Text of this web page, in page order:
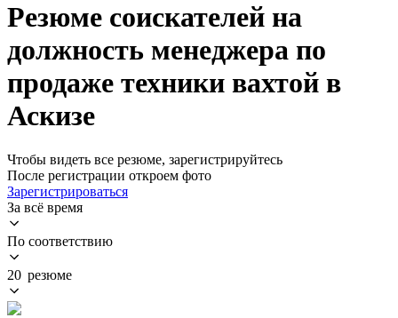
Резюме соискателей на
должность менеджера по
продаже техники вахтой в
Аскизе
Чтобы видеть все резюме, зарегистрируйтесь
После регистрации откроем фото
Зарегистрироваться
За всё время
По соответствию
20 резюме